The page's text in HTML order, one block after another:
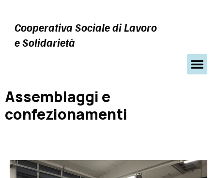
Cooperativa Sociale di Lavoro
e Solidarietà
Assemblaggi e
confezionamenti